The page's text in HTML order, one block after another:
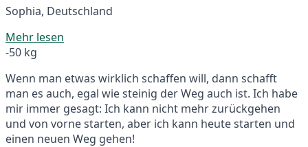
Sophia, Deutschland
Mehr lesen
-50 kg
Wenn man etwas wirklich schaffen will, dann schafft
man es auch, egal wie steinig der Weg auch ist. Ich habe
mir immer gesagt: Ich kann nicht mehr zurückgehen
und von vorne starten, aber ich kann heute starten und
einen neuen Weg gehen!